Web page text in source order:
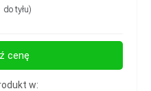
do tyłu)
cenę
w: